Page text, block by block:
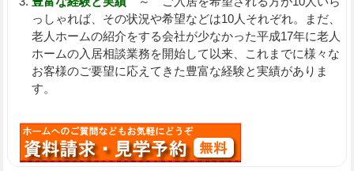
っしゃれば、その状況や希望などは10人それぞれ。まだ、
老人ホームの紹介をする会社が少なかった平成17年に老人
ホームの入居相談業務を開始して以来、これまでに様々な
お客様のご要望に応えてきた豊富な経験と実績がありま
す。